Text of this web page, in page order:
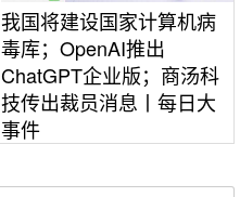
我国将建设国家计算机病
毒库；OpenAI推出
ChatGPT企业版；商汤科
技传出裁员消息丨每日大
事件